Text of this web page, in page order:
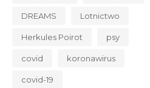
DREAMS Lotnictwo
Herkules Poirot psy
covid koronawirus
covid-19